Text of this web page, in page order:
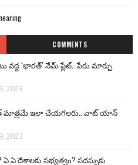
COMMENTS
వద్ద ‘భారత్’ నేమ్ ప్లేట్‌.. పేరు మార్పు
2023
మాత్రమే ఇలా చేయగలరు.. వాట్ యాన్
2023
ఏ దేశాలకు సభ్యత్వం? సదస్సుకు